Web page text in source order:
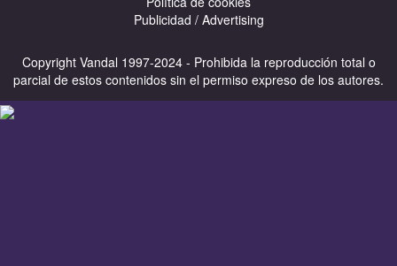
Publicidad / Advertising
Copyright Vandal 1997-2024 - Prohibida la reproducción total o
parcial de estos contenidos sin el permiso expreso de los autores.